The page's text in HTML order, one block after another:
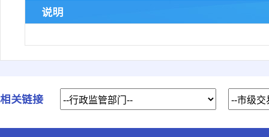
说明
相关链接